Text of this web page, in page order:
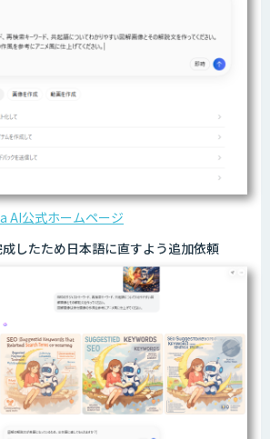
AI公式ホームページ
したため日本語に直すよう追加依頼